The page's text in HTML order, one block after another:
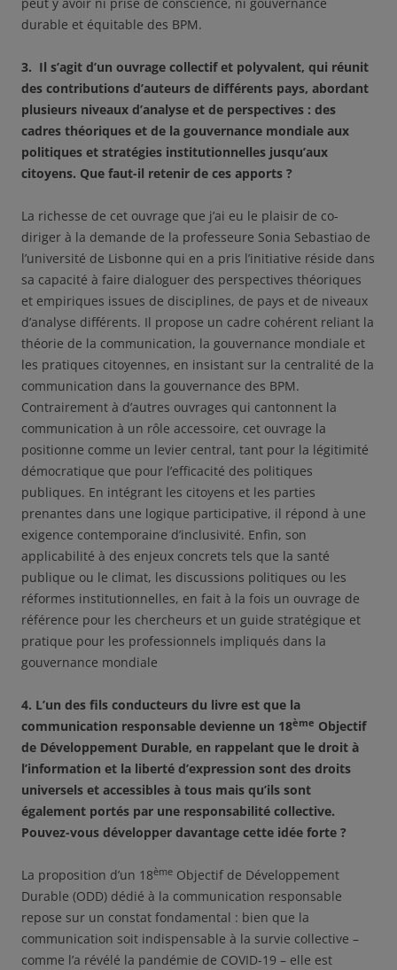
durable et équitable des BPM.
3. Il s’agit d’un ouvrage collectif et polyvalent, qui réunit
des contributions d’auteurs de différents pays, abordant
plusieurs niveaux d’analyse et de perspectives : des
cadres théoriques et de la gouvernance mondiale aux
politiques et stratégies institutionnelles jusqu’aux
citoyens. Que faut-il retenir de ces apports ?
La richesse de cet ouvrage que j’ai eu le plaisir de co-
diriger à la demande de la professeure Sonia Sebastiao de
l’université de Lisbonne qui en a pris l’initiative réside dans
sa capacité à faire dialoguer des perspectives théoriques
et empiriques issues de disciplines, de pays et de niveaux
d’analyse différents. Il propose un cadre cohérent reliant la
théorie de la communication, la gouvernance mondiale et
les pratiques citoyennes, en insistant sur la centralité de la
communication dans la gouvernance des BPM.
Contrairement à d’autres ouvrages qui cantonnent la
communication à un rôle accessoire, cet ouvrage la
positionne comme un levier central, tant pour la légitimité
démocratique que pour l’efficacité des politiques
publiques. En intégrant les citoyens et les parties
prenantes dans une logique participative, il répond à une
exigence contemporaine d’inclusivité. Enfin, son
applicabilité à des enjeux concrets tels que la santé
publique ou le climat, les discussions politiques ou les
réformes institutionnelles, en fait à la fois un ouvrage de
référence pour les chercheurs et un guide stratégique et
pratique pour les professionnels impliqués dans la
gouvernance mondiale
4. L’un des fils conducteurs du livre est que la
communication responsable devienne un 18ème Objectif
de Développement Durable, en rappelant que le droit à
l’information et la liberté d’expression sont des droits
universels et accessibles à tous mais qu’ils sont
également portés par une responsabilité collective.
Pouvez-vous développer davantage cette idée forte ?
La proposition d’un 18ème Objectif de Développement
Durable (ODD) dédié à la communication responsable
repose sur un constat fondamental : bien que la
communication soit indispensable à la survie collective –
comme l’a révélé la pandémie de COVID-19 – elle est